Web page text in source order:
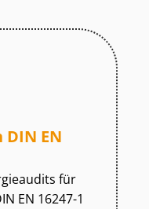
EN
für
EN 16247-1